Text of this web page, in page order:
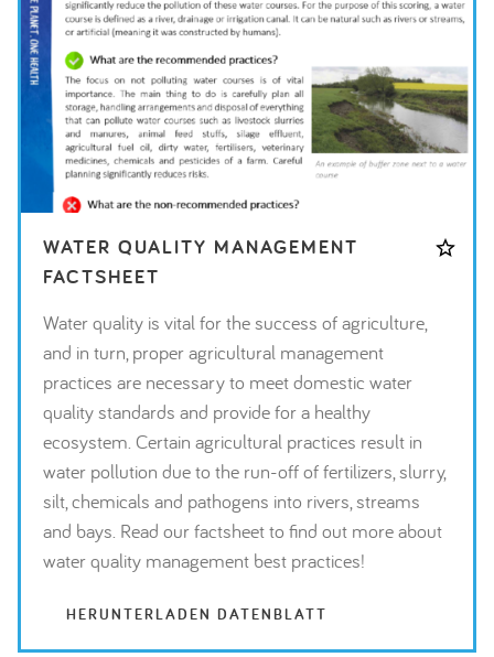
WATER QUALITY MANAGEMENT
FACTSHEET
Water quality is vital for the success of agriculture,
and in turn, proper agricultural management
practices are necessary to meet domestic water
quality standards and provide for a healthy
ecosystem. Certain agricultural practices result in
water pollution due to the run-off of fertilizers, slurry,
silt, chemicals and pathogens into rivers, streams
and bays. Read our factsheet to find out more about
water quality management best practices!
HERUNTERLADEN DATENBLATT